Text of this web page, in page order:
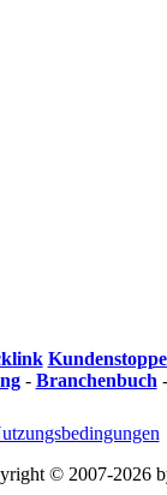
- Branchenbuch -
© 2007-2026